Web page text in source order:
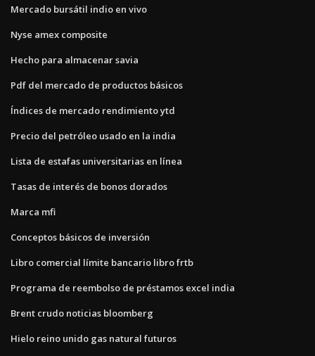
Mercado bursátil indio en vivo
Nyse amex composite
Hecho para almacenar savia
Pdf del mercado de productos básicos
Índices de mercado rendimiento ytd
Precio del petróleo usado en la india
Lista de estafas universitarias en línea
Tasas de interés de bonos dorados
Marca mfi
Conceptos básicos de inversión
Libro comercial límite bancario libro frtb
Programa de reembolso de préstamos excel india
Brent crudo noticias bloomberg
Hielo reino unido gas natural futuros